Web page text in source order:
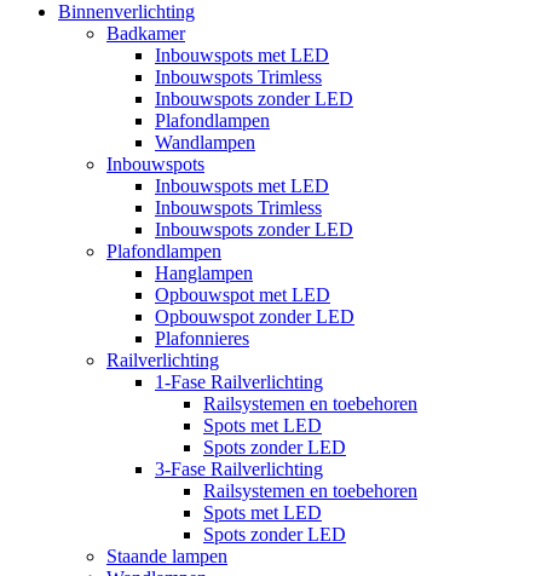
Binnenverlichting
Badkamer
Inbouwspots met LED
Inbouwspots Trimless
Inbouwspots zonder LED
Plafondlampen
Wandlampen
Inbouwspots
Inbouwspots met LED
Inbouwspots Trimless
Inbouwspots zonder LED
Plafondlampen
Hanglampen
Opbouwspot met LED
Opbouwspot zonder LED
Plafonnieres
Railverlichting
1-Fase Railverlichting
Railsystemen en toebehoren
Spots met LED
Spots zonder LED
3-Fase Railverlichting
Railsystemen en toebehoren
Spots met LED
Spots zonder LED
Staande lampen